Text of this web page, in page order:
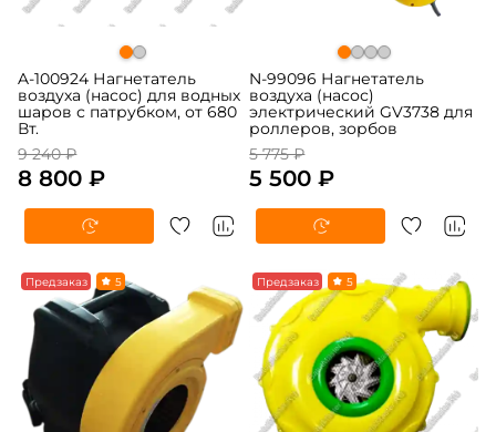
A-100924 Нагнетатель
воздуха (насос) для водных
шаров с патрубком, от 680
Вт.
9 240 ₽
8 800 ₽
N-99096 Нагнетатель
воздуха (насос)
электрический GV3738 для
роллеров, зорбов
5 775 ₽
5 500 ₽
Предзаказ 5 Предзаказ 5